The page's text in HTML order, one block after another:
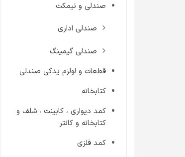
صندلی و نیمکت
صندلی اداری
صندلی گیمینگ
قطعات و لولزم یدکی صندلی
کتابخانه
کمد دیواری ، کابینت ، شلف و
کتابخانه و کانتر
کمد فلزی